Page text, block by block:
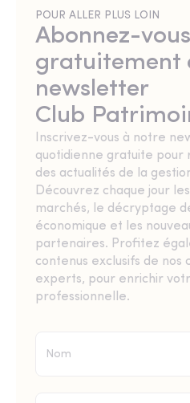
POUR ALLER PLUS LOIN
Abonnez-vous
gratuitement
newsletter
Club
Inscrivez-vous à notre
quotidienne gratuite pour
des actualités de la
Découvrez chaque jour
marchés, le décryptage
économique et les
partenaires. Profitez
contenus exclusifs de nos
experts, pour enrichir
professionnelle.